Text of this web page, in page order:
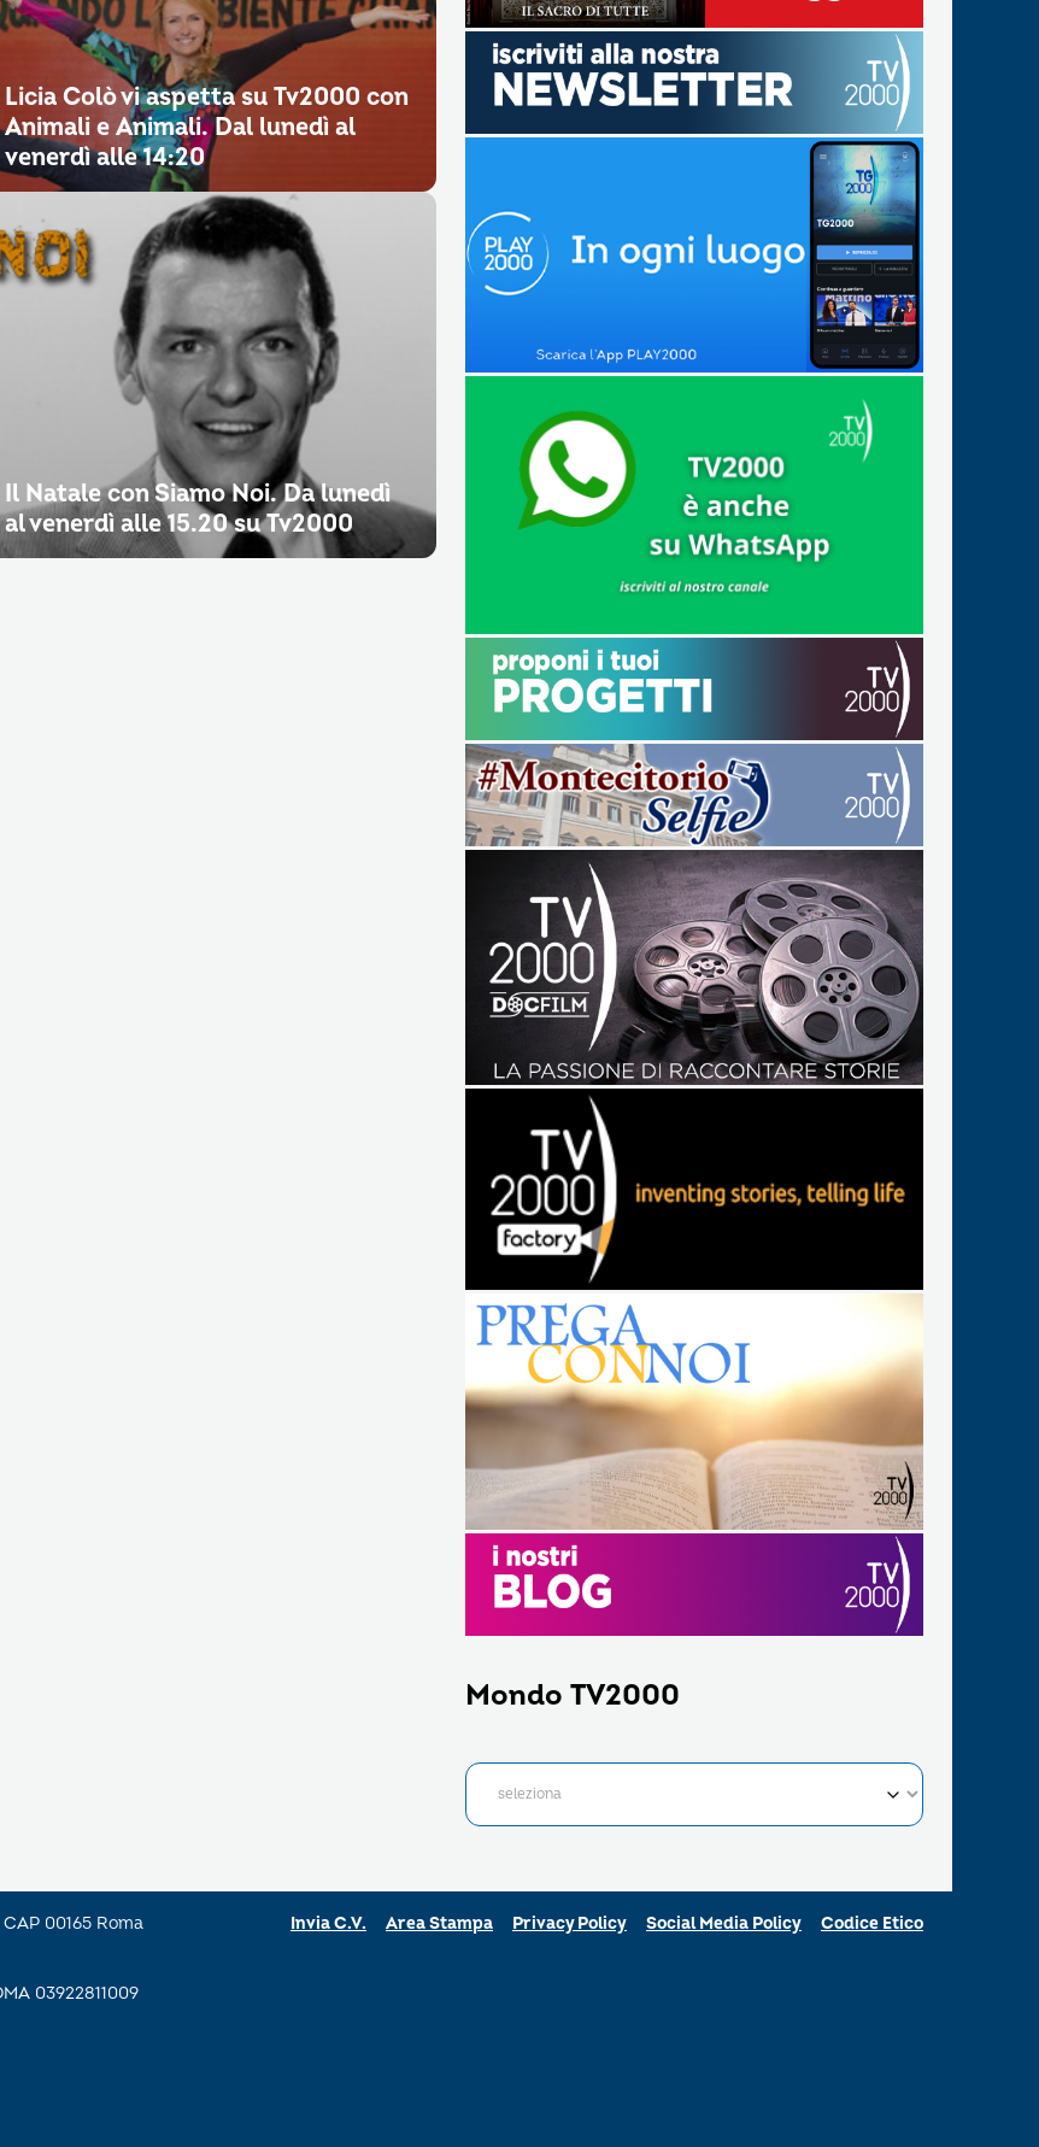
Licia Colò vi aspetta su Tv2000 con
Animali e Animali. Dal lunedì al
venerdì alle 14:20
Il Natale con Siamo Noi. Da lunedì
al venerdì alle 15.20 su Tv2000
Mondo TV2000
00165 Roma
03922811009
Invia C.V. Area Stampa Privacy Policy Social Media Policy Codice Etico